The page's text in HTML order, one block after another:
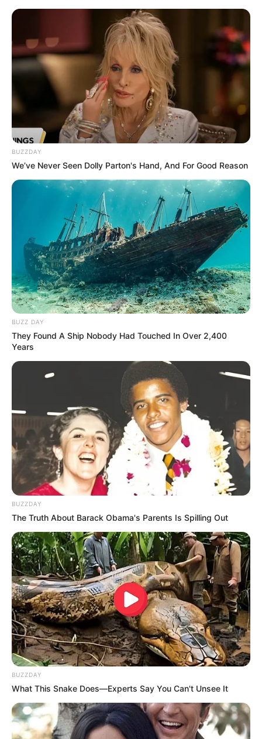
BUZZDAY
We’ve Never Seen Dolly Parton's Hand, And For Good Reason
BUZZ DAY
They Found A Ship Nobody Had Touched In Over 2,400
Years
BUZZDAY
The Truth About Barack Obama's Parents Is Spilling Out
BUZZDAY
What This Snake Does—Experts Say You Can't Unsee It